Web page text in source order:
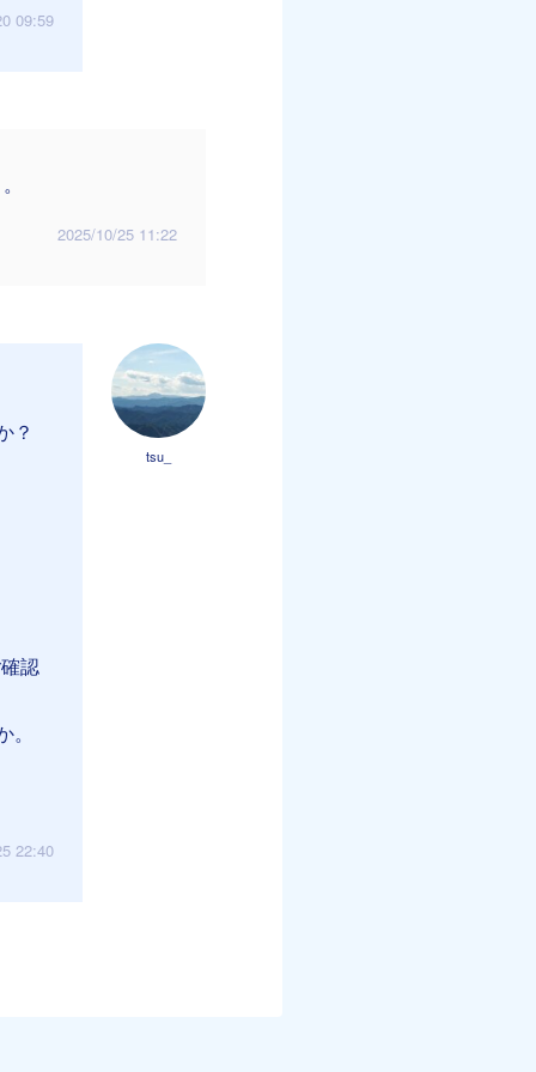
09:59
2025/10/25 11:22
tsu_
？
認
22:40